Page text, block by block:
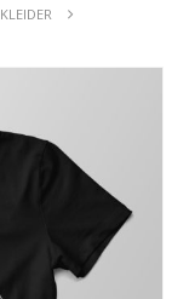
KLEIDER